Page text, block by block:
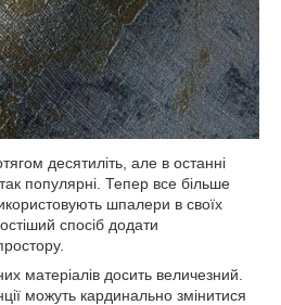
десятиліть, але в останні
популярні. Тепер все більше
шпалери в своїх
спосіб додати
матеріалів досить величезний.
можуть кардинально змінитися